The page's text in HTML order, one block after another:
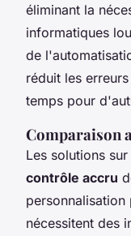
éliminant la
informatiques
de
réduit les
temps pour
Comparaison
Les solutions
contrôle accru
personnalisation
nécessitent des